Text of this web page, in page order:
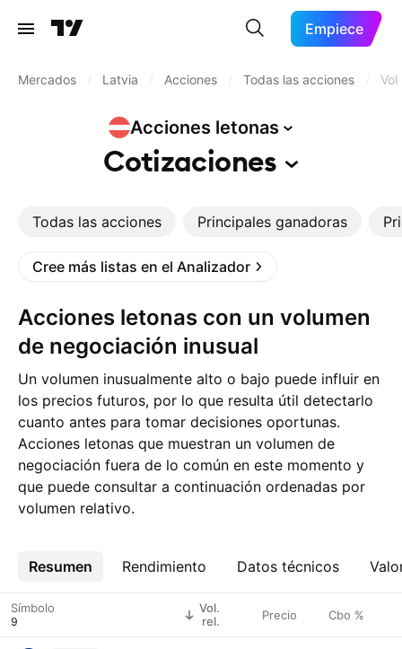
Empiece
Mercados Latvia Acciones Todas las acciones
Acciones letonas
Cotizaciones
Todas las acciones Principales ganadoras
Cree más listas en el Analizador
Acciones letonas con un volumen
de negociación inusual
Un volumen inusualmente alto o bajo puede influir en
los precios futuros, por lo que resulta útil detectarlo
cuanto antes para tomar decisiones oportunas.
Acciones letonas que muestran un volumen de
negociación fuera de lo común en este momento y
que puede consultar a continuación ordenadas por
volumen relativo.
Resumen Rendimiento Datos técnicos
Más
Símbolo
Vol.
rel.
Precio Cbo %